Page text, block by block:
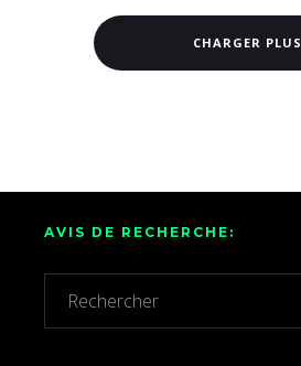
CHARGER PLUS
AVIS DE RECHERCHE: